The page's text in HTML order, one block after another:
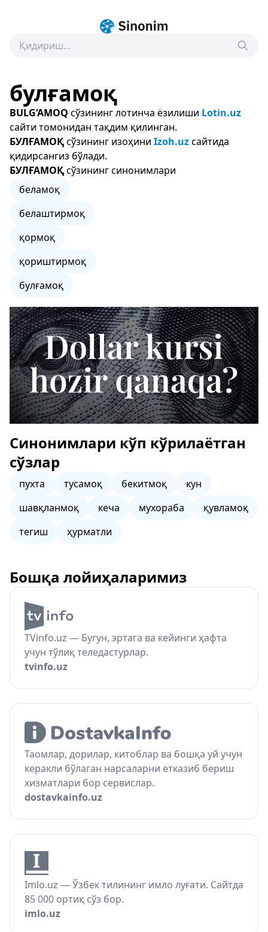
булғамоқ
BULG‘AMOQ сўзининг лотинча ёзилиши Lotin.uz
сайти томонидан тақдим қилинган.
БУЛҒАМОҚсўзининг изоҳини Izoh.uzсайтида
қидирсангиз бўлади.
БУЛҒАМОҚсўзининг синонимлари
беламоқ
белаштирмоқ
қормоқ
қориштирмоқ
булғамоқ
Синонимлари кўп кўрилаётган
сўзлар
пухта тусамоқ бекитмоқ
кун
шавқланмоқ
кеча мухораба
қувламоқ
тегиш
ҳурматли
Бошқа лойиҳаларимиз
TVinfo.uz — Бугун, эртага ва кейинги ҳафта
учун тўлиқ теледастурлар.
tvinfo.uz
Таомлар, дорилар, китоблар ва бошқа уй учун
керакли бўлаган нарсаларни етказиб бериш
хизматлари бор сервислар.
dostavkainfo.uz
Imlo.uz — Ўзбек тилининг имло луғати. Сайтда
85 000 ортиқ сўз бор.
imlo.uz